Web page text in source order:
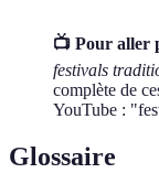
📺 Pour aller
festivals
complète de
YouTube :
Glossaire